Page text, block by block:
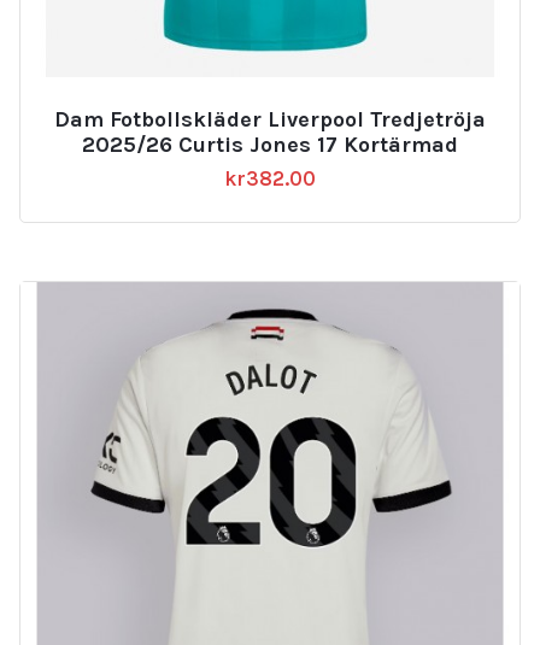
Dam Fotbollskläder Liverpool Tredjetröja
2025/26 Curtis Jones 17 Kortärmad
kr382.00